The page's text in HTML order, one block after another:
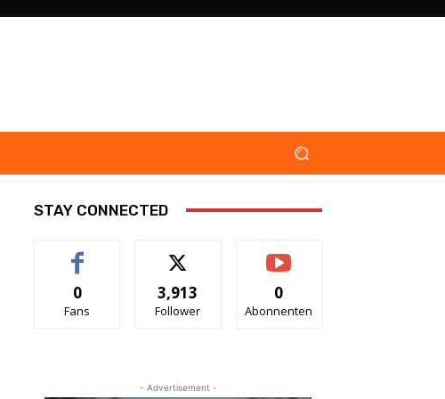
STAY CONNECTED
0
Fans
3,913
Follower
0
Abonnenten
- Advertisement -